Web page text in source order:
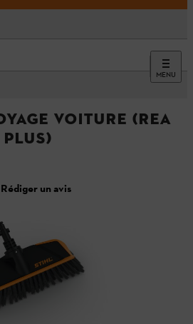
MENU
voiture (REA
Rédiger un avis